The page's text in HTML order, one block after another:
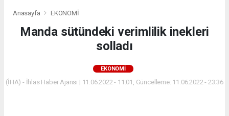
Anasayfa EKONOMİ
Manda sütündeki verimlilik inekleri
solladı
EKONOMİ
(İHA) - İhlas Haber Ajansı | 11.06.2022 - 11:01, Güncelleme: 11.06.2022 - 23:36